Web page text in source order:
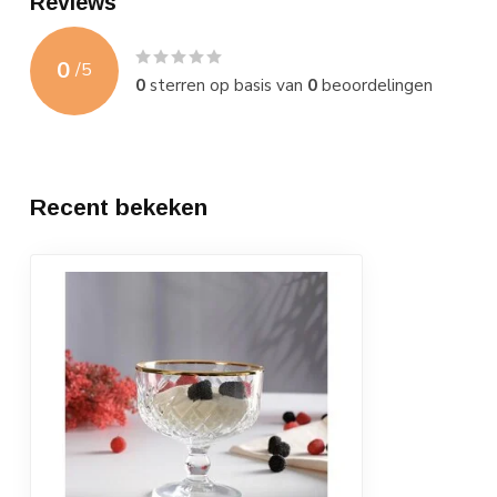
0 /5
0sterren op basis van 0beoordelingen
Recent bekeken